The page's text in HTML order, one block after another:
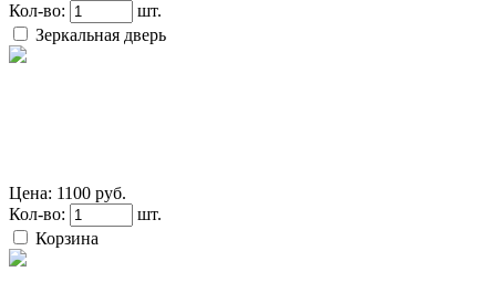
Кол-во:
шт.
Зеркальная дверь
Цена: 1100 руб.
Кол-во:
шт.
Корзина